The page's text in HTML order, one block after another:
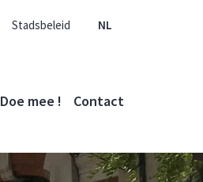
Stadsbeleid NL
Doe mee ! Contact